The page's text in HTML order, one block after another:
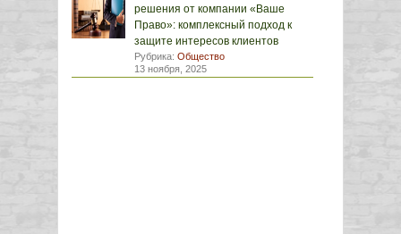
решения от компании «Ваше
Право»: комплексный подход к
защите интересов клиентов
Рубрика: Общество
13 ноября, 2025